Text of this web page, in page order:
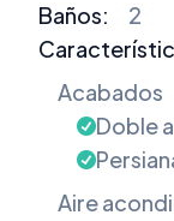
Baños:
2
Acabados
Doble
Aire